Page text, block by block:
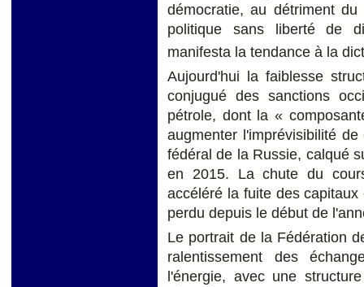
démocratie, au détriment
politique sans liberté de
manifesta la tendance à la
Aujourd'hui la faiblesse
conjugué des sanctions
pétrole, dont la «
augmenter l'imprévisibilité
fédéral de la Russie, calqué
en 2015. La chute du
accéléré la fuite des
perdu depuis le début de
Le portrait de la Fédération
ralentissement des
l'énergie, avec une